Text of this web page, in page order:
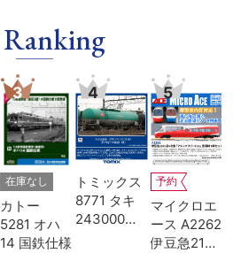
Ranking
3
在庫なし
カトー
5281 オハ
14 国鉄仕様
4
トミックス
8771 タキ
243000形
5
予約
マイクロエ
ース A2262
伊豆急2100